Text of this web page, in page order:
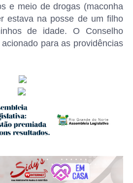
e meio de drogas (maconha
estava na posse de um filho
de idade. O Conselho
para as providências